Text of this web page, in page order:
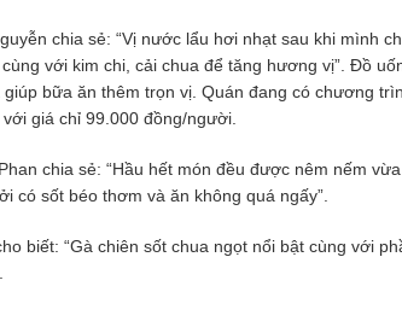
chia sẻ: “Vị nước lẩu hơi nhạt sau khi mình
với kim chi, cải chua để tăng hương vị”. Đồ
bữa ăn thêm trọn vị. Quán đang có chương
giá chỉ 99.000 đồng/người.
chia sẻ: “Hầu hết món đều được nêm nếm
có sốt béo thơm và ăn không quá ngấy”.
biết: “Gà chiên sốt chua ngọt nổi bật cùng với